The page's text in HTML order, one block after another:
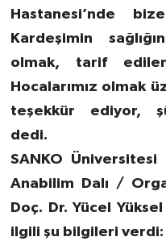
Hastanesi’nde
Kardeşimin
olmak, tarif
Hocalarımız olmak
teşekkür ediyor,
dedi.
SANKO
Anabilim Dalı /
Doç. Dr. Yücel
ilgili şu bilgileri verdi: